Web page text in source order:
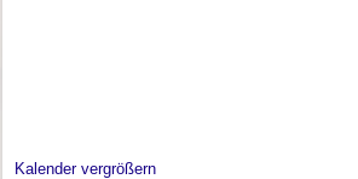
Kalender vergrößern